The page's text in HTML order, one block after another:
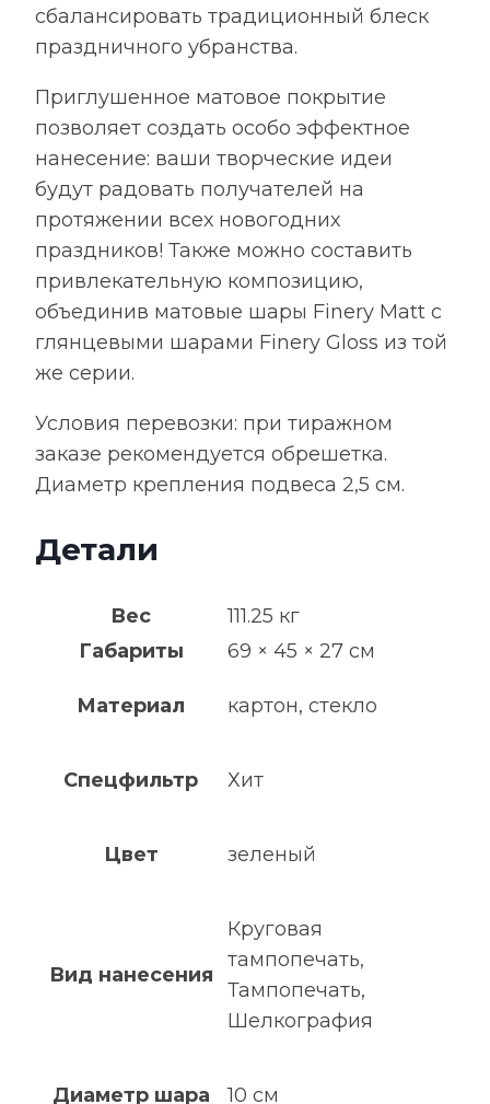
сбалансировать традиционный блеск
праздничного убранства.
Приглушенное матовое покрытие
позволяет создать особо эффектное
нанесение: ваши творческие идеи
будут радовать получателей на
протяжении всех новогодних
праздников! Также можно составить
привлекательную композицию,
объединив матовые шары Finery Matt с
глянцевыми шарами Finery Gloss из той
же серии.
Условия перевозки: при тиражном
заказе рекомендуется обрешетка.
Диаметр крепления подвеса 2,5 см.
Детали
Вес
111.25 кг
Габариты
69 × 45 × 27 см
Материал картон, стекло
Спецфильтр Хит
Цвет зеленый
Вид нанесения
Круговая
тампопечать,
Тампопечать,
Шелкография
Диаметр шара 10 см